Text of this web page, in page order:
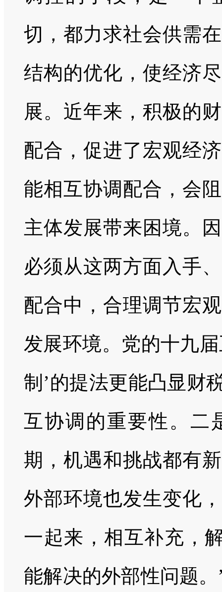
切，都力求社会供需
结构的优化，使经济
展。近年来，积极的
配合，促进了宏观经
能相互协调配合，会
主体发展带来困境。
必须从这两方面入手
配合中，合理调节宏
发展环境。党的十九
制’的提法更能凸显财
互协调的重要性。二
期，机遇和挑战都有
外部环境也发生变化
一起来，相互补充，
能解决的外部性问题